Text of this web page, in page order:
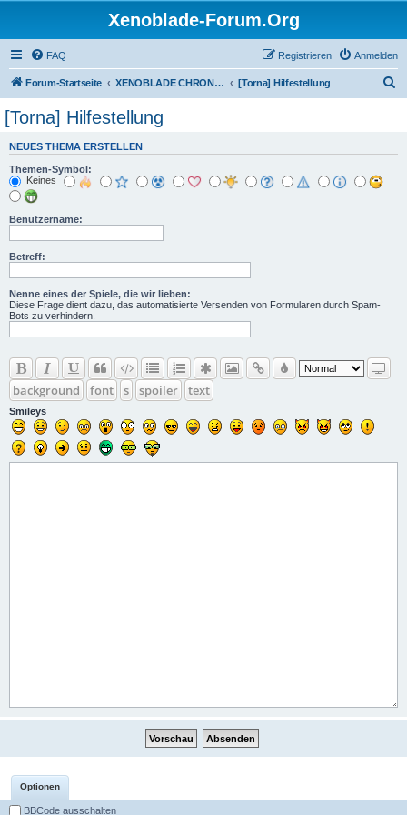
Xenoblade-Forum.Org
FAQ Anmelden
Registrieren
Forum-Startseite XENOBLADE CHRONICLES 2: TORNA - THE GOLDEN COUNTRY [Torna] Hilfestellung
[Torna] Hilfestellung
NEUES THEMA ERSTELLEN
Themen-Symbol:
Keines
Benutzername:
Betreff:
Nenne eines der Spiele, die wir lieben:
Diese Frage dient dazu, das automatisierte Versenden von Formularen durch Spam-
Bots zu verhindern.
background font s spoiler text
Smileys
Optionen
BBCode ausschalten